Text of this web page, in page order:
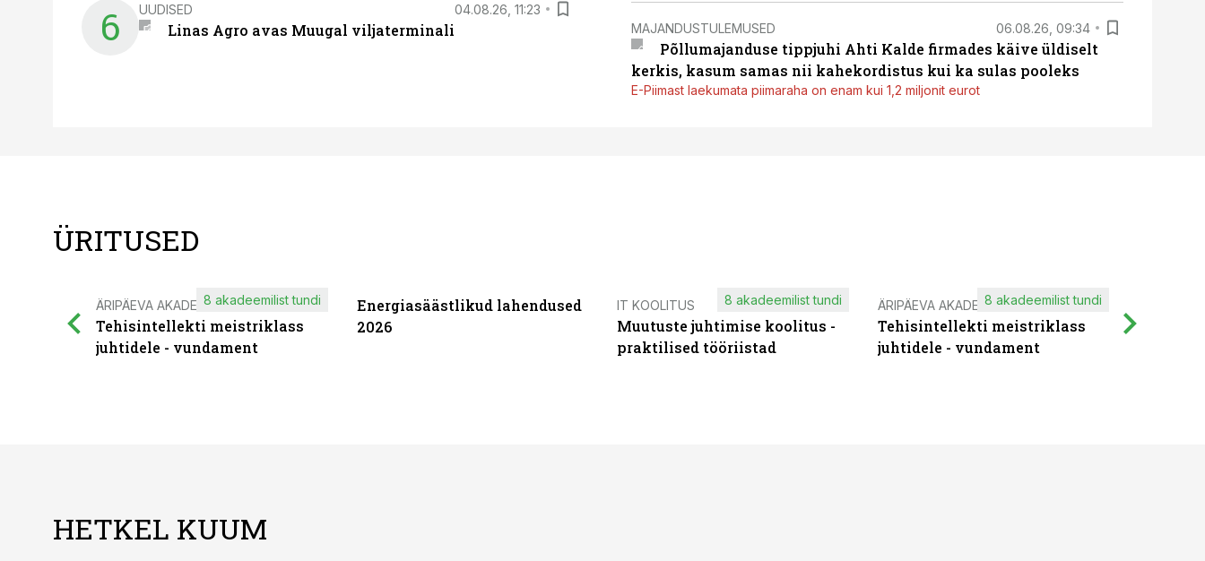
6 UUDISED 04.08.26, 11:23
Linas Agro avas Muugal viljaterminali MAJANDUSTULEMUSED 06.08.26, 09:34
Põllumajanduse tippjuhi Ahti Kalde firmades käive üldiselt
kerkis, kasum samas nii kahekordistus kui ka sulas pooleks
E-Piimast laekumata piimaraha on enam kui 1,2 miljonit eurot
ÜRITUSED
ÄRIPÄEVA AKADEEMIA
Tehisintellekti meistriklass
juhtidele - vundament
8 akadeemilist tundi
Energiasäästlikud lahendused
2026
IT KOOLITUS
Muutuste juhtimise koolitus -
praktilised tööriistad
8 akadeemilist tundi ÄRIPÄEVA AKADEEMIA
Tehisintellekti meistriklass
juhtidele - vundament
8 akadeemilist tundi
HETKEL KUUM